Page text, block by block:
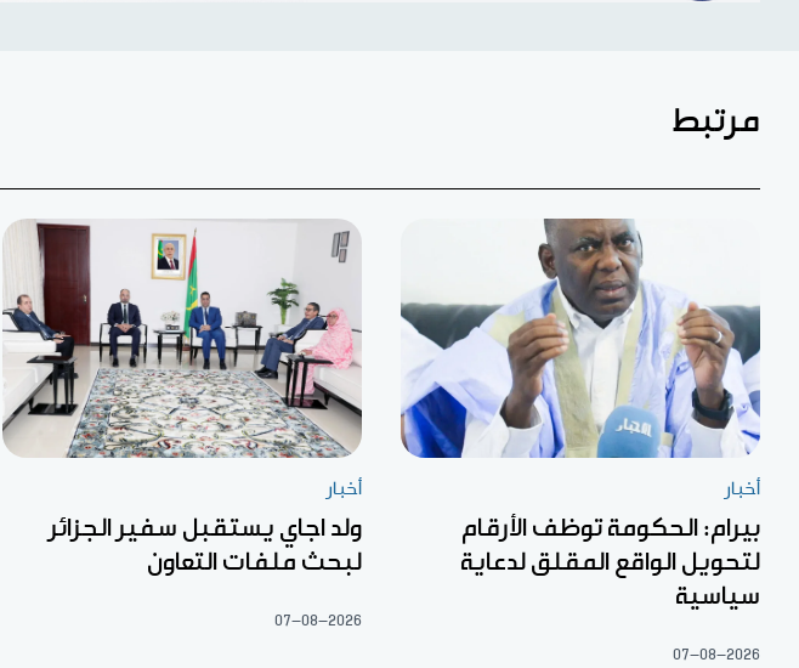
مرتبط
أخبار
بيرام: الحكومة توظف الأرقام
لتحويل الواقع المقلق لدعاية
سياسية
07-08-2026
أخبار
ولد اجاي يستقبل سفير الجزائر
لبحث ملفات التعاون
07-08-2026